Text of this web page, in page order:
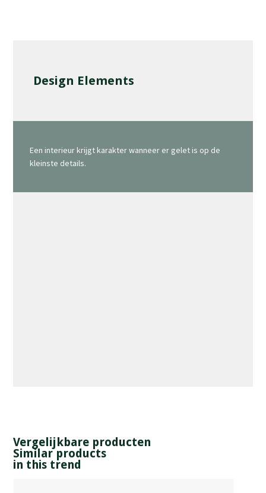
Design Elements
Een interieur krijgt karakter wanneer er gelet is op de
kleinste details.
Vergelijkbare producten
Similar products
in this trend